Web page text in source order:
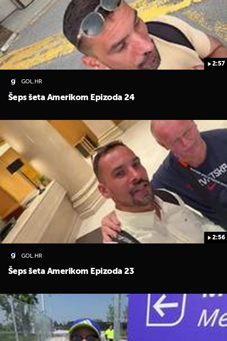
2:57
GOL.HR
Šeps šeta Amerikom Epizoda 24
2:56
GOL.HR
Šeps šeta Amerikom Epizoda 23